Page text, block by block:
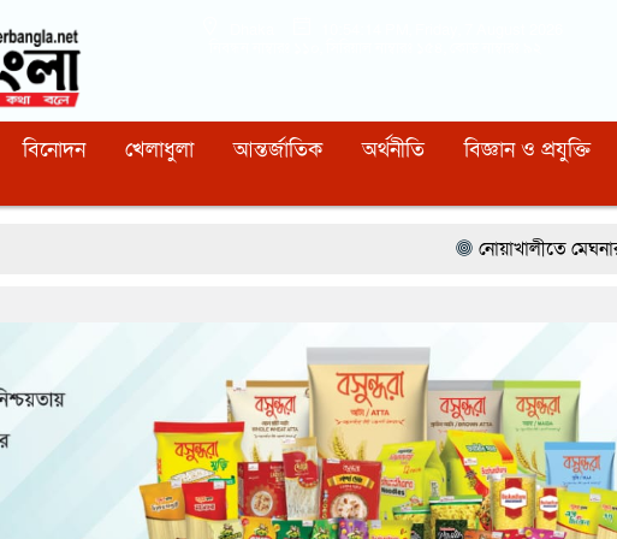
বিনোদন খেলাধুলা আন্তর্জাতিক অর্থনীতি বিজ্ঞান ও প্রযুক্তি
নোয়াখালীতে মেঘনার ভাঙনরোধে জিও